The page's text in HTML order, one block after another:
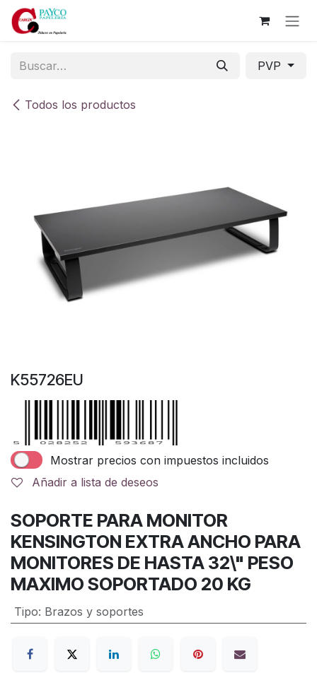
Ir al contenido
Todos los productos
PVP
K55726EU
Mostrar precios con impuestos incluidos
Añadir a lista de deseos
SOPORTE PARA MONITOR
KENSINGTON EXTRA ANCHO PARA
MONITORES DE HASTA 32\" PESO
MAXIMO SOPORTADO 20 KG
Tipo: Brazos y soportes